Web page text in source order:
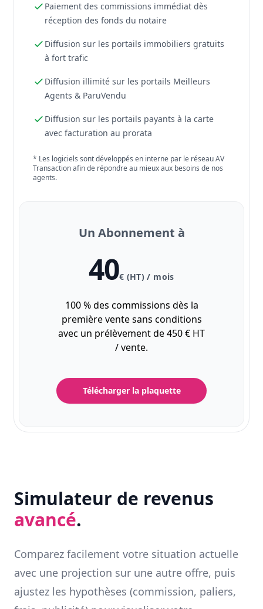
Paiement des commissions immédiat dès
réception des fonds du notaire
Diffusion sur les portails immobiliers gratuits
à fort trafic
Diffusion illimité sur les portails Meilleurs
Agents & ParuVendu
Diffusion sur les portails payants à la carte
avec facturation au prorata
* Les logiciels sont développés en interne par le réseau AV
Transaction afin de répondre au mieux aux besoins de nos
agents.
Un Abonnement à
40€ (HT) / mois
100 % des commissions dès la
première vente sans conditions
avec un prélèvement de 450 € HT
/ vente.
Télécharger la plaquette
Simulateur de revenus
avancé.
Comparez facilement votre situation actuelle
avec une projection sur une autre offre, puis
ajustez les hypothèses (commission, paliers,